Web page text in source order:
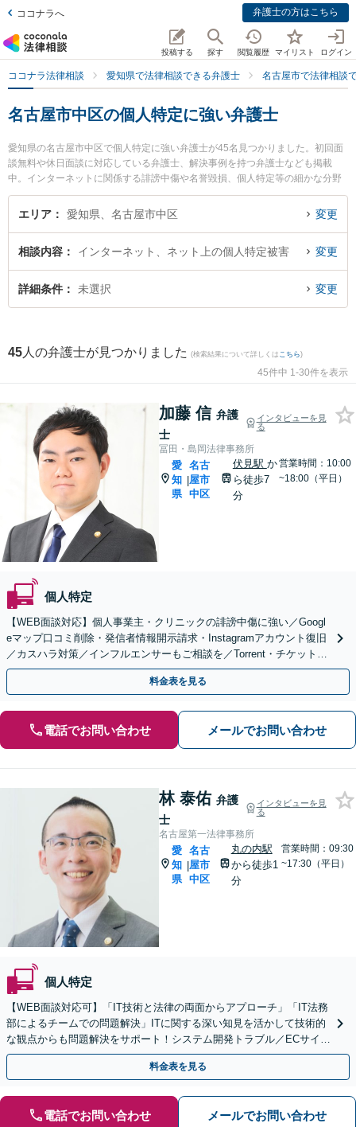
ココナラへ 弁護士の方はこちら
投稿する 探す 閲覧履歴 マイリスト ログイン
ココナラ法律相談 愛知県で法律相談できる弁護士 名古屋市で法律相談
名古屋市中区の個人特定に強い弁護士
愛知県の名古屋市中区で個人特定に強い弁護士が45名見つかりました。初回面
談無料や休日面談に対応している弁護士、解決事例を持つ弁護士なども掲載
中。インターネットに関係する誹謗中傷や名誉毀損、個人特定等の細かな分野
での絞り込み検索もでき便利です。特に冨田・島岡法律事務所の加藤 信弁護士
や名古屋第一法律事務所の林 泰佑弁護士、TK法律事務所の小橋 寛之弁護士の
い』『個人特定のトラブル解決の実績豊富な近くの弁護士を検索したい』『初
回相談無料で個人特定を法律相談できる名古屋市中区内の弁護士に相談予約し
たい』などでお困りの相談者さんにおすすめです。
エリア 愛知県、名古屋市中区 変更
相談内容 インターネット、ネット上の個人特定被害 変更
詳細条件 未選択 変更
45 人の弁護士が見つかりました (検索結果について詳しくは こちら)
45件中 1-30件を表示
加藤 信 弁護
士
インタビューを見
る
冨田・島岡法律事務所
愛
知
県
|
名古
屋市
中区
伏見駅 か
ら徒歩7
分
営業時間：10:00
~18:00（平日）
個人特定
【WEB面談対応】個人事業主・クリニックの誹謗中傷に強い／Googl
eマップ口コミ削除・発信者情報開示請求・Instagramアカウント復旧
／カスハラ対策／インフルエンサーもご相談を／Torrent・チケット転
売等の発信者側の対応も得意
料金表を見る
電話でお問い合わせ メールでお問い合わせ
林 泰佑 弁護
士
インタビューを見
る
名古屋第一法律事務所
愛
知
県
|
名古
屋市
中区
丸の内駅
から徒歩1
分
営業時間：09:30
~17:30（平日）
個人特定
【WEB面談対応可】「IT技術と法律の両面からアプローチ」「IT法務
部によるチームでの問題解決」ITに関する深い知見を活かして技術的
な観点からも問題解決をサポート！システム開発トラブル／ECサイト
の問題／利用規約作成ほか【休日・夜間相談可】
料金表を見る
電話でお問い合わせ メールでお問い合わせ